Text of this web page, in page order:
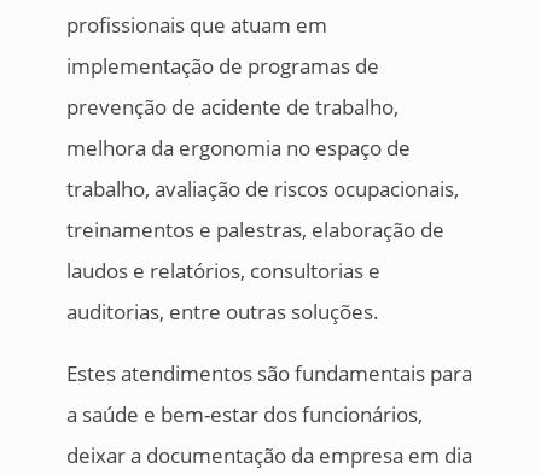
profissionais que atuam em
implementação de programas de
prevenção de acidente de trabalho,
melhora da ergonomia no espaço de
trabalho, avaliação de riscos ocupacionais,
treinamentos e palestras, elaboração de
laudos e relatórios, consultorias e
auditorias, entre outras soluções.
Estes atendimentos são fundamentais para
a saúde e bem-estar dos funcionários,
deixar a documentação da empresa em dia